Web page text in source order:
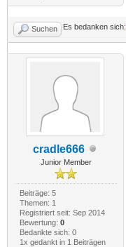
Suchen Es bedanken sich:
cradle666
Junior Member
Beiträge: 5
Themen: 1
Registriert seit: Sep 2014
Bewertung: 0
Bedankte sich: 0
1x gedankt in 1 Beiträgen